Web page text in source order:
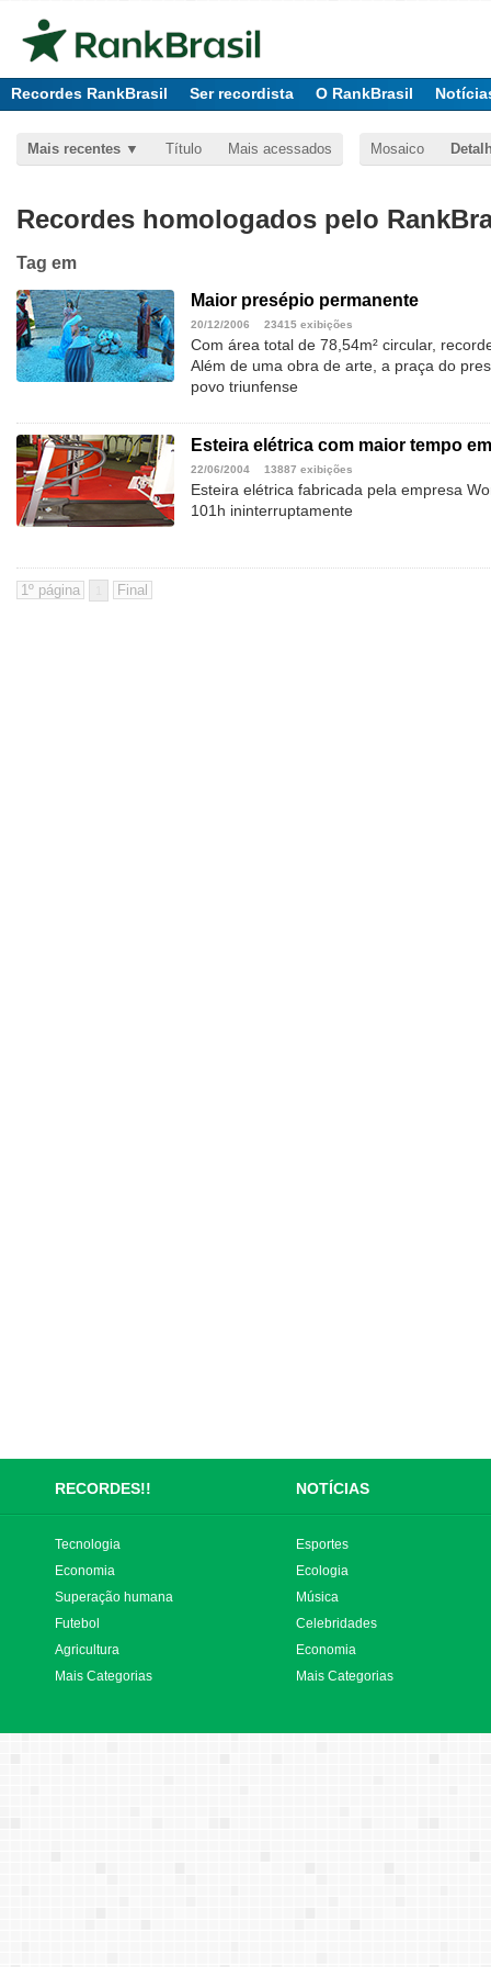
Recordes RankBrasil Ser recordista O RankBrasil
Mais recentes Título Mais acessados Mosaico
Recordes homologados pelo
Tag em
Maior presépio permanente
20/12/2006 23415 exibições
Com área total de 78,54m² circular,
Além de uma obra de arte, a praça do
povo triunfense
Esteira elétrica com maior tempo
22/06/2004 13887 exibições
Esteira elétrica fabricada pela empresa
101h ininterruptamente
RECORDES!! NOTÍCIAS
Tecnologia
Economia
Superação humana
Futebol
Agricultura
Mais Categorias
Esportes
Ecologia
Música
Celebridades
Economia
Mais Categorias